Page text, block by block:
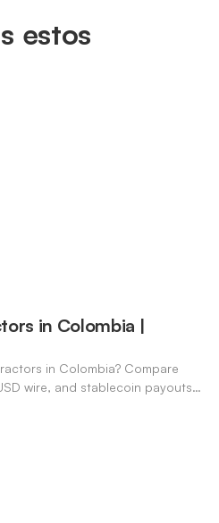
estos
in Colombia |
in Colombia? Compare
wire, and stablecoin payouts.